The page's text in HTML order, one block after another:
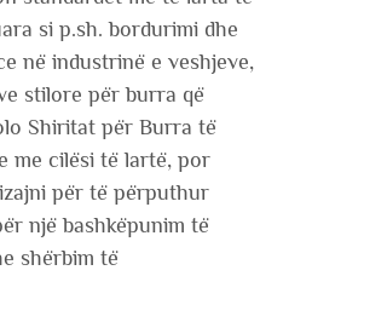
si p.sh. bordurimi dhe
në industrinë e veshjeve,
stilore për burra që
Shiritat për Burra të
me cilësi të lartë, por
për të përputhur
një bashkëpunim të
shërbim të